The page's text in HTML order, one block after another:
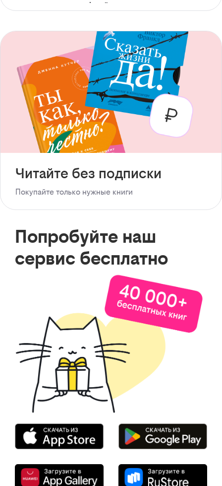
с доступом офлайн
Читайте без подписки
Покупайте только нужные книги
Попробуйте наш
сервис бесплатно